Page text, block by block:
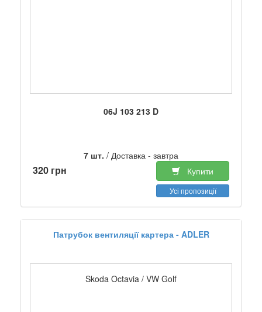
06J 103 213 D
7 шт. / Доставка - завтра
320 грн Купити
Усі пропозиції
Патрубок вентиляції картера - ADLER
Skoda Octavia / VW Golf